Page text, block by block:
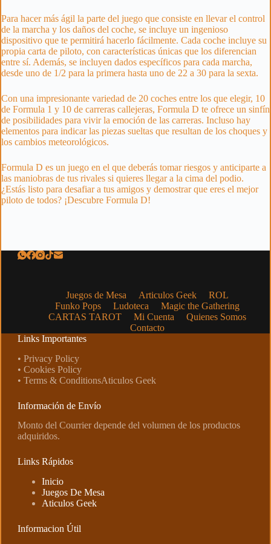
Para hacer más ágil la parte del juego que consiste en llevar el control
de la marcha y los daños del coche, se incluye un ingenioso
dispositivo que te permitirá hacerlo fácilmente. Cada coche incluye su
propia carta de piloto, con características únicas que los diferencian
entre sí. Además, se incluyen dados específicos para cada marcha,
desde uno de 1/2 para la primera hasta uno de 22 a 30 para la sexta.
Con una impresionante variedad de 20 coches entre los que elegir, 10
de Formula 1 y 10 de carreras callejeras, Formula D te ofrece un sinfín
de posibilidades para vivir la emoción de las carreras. Incluso hay
elementos para indicar las piezas sueltas que resultan de los choques y
los cambios meteorológicos.
Formula D es un juego en el que deberás tomar riesgos y anticiparte a
las maniobras de tus rivales si quieres llegar a la cima del podio.
¿Estás listo para desafiar a tus amigos y demostrar que eres el mejor
piloto de todos? ¡Descubre Formula D!
Juegos de Mesa Articulos Geek
ROL
Funko Pops
Ludoteca
Magic the Gathering
CARTAS TAROT
Mi Cuenta
Quienes Somos
Contacto
Links Importantes
• Privacy Policy
• Cookies Policy
• Terms & ConditionsAticulos Geek
Información de Envío
Monto del Courrier depende del volumen de los productos
adquiridos.
Links Rápidos
Inicio
Juegos De Mesa
Aticulos Geek
Informacion Útil